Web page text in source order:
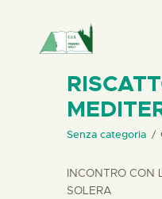
HOME
CHI SIAMO
PERCORSI
Senza categoria
INCONTRO CON
SOLERA